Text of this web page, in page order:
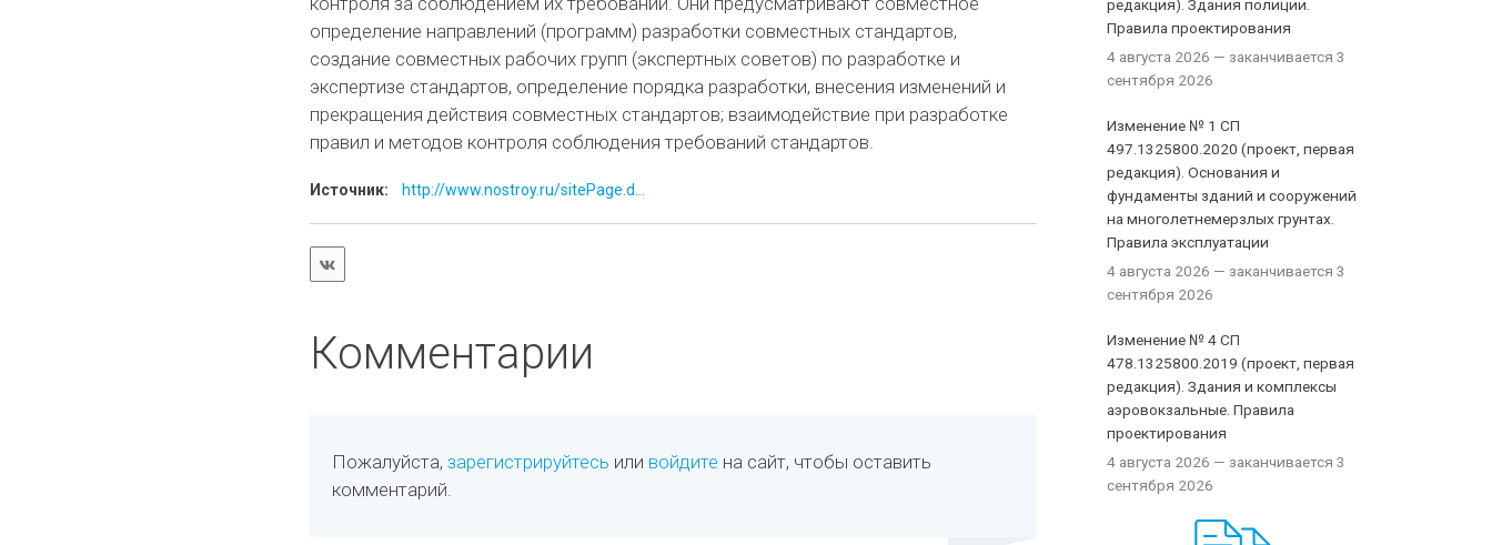
определение направлений (программ) разработки совместных стандартов,
создание совместных рабочих групп (экспертных советов) по разработке и
экспертизе стандартов, определение порядка разработки, внесения изменений и
прекращения действия совместных стандартов; взаимодействие при разработке
правил и методов контроля соблюдения требований стандартов.
Источник: http://www.nostroy.ru/sitePage.d...
Комментарии
Пожалуйста, зарегистрируйтесь или войдите на сайт, чтобы оставить
комментарий.
редакция). Здания полиции.
Правила проектирования
4 августа 2026 — заканчивается 3
сентября 2026
Изменение № 1 СП
497.1325800.2020 (проект, первая
редакция). Основания и
фундаменты зданий и сооружений
на многолетнемерзлых грунтах.
Правила эксплуатации
4 августа 2026 — заканчивается 3
сентября 2026
Изменение № 4 СП
478.1325800.2019 (проект, первая
редакция). Здания и комплексы
аэровокзальные. Правила
проектирования
4 августа 2026 — заканчивается 3
сентября 2026